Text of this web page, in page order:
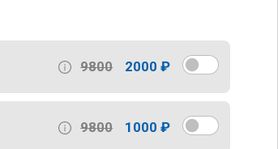
9800 2000 ₽
9800 1000 ₽